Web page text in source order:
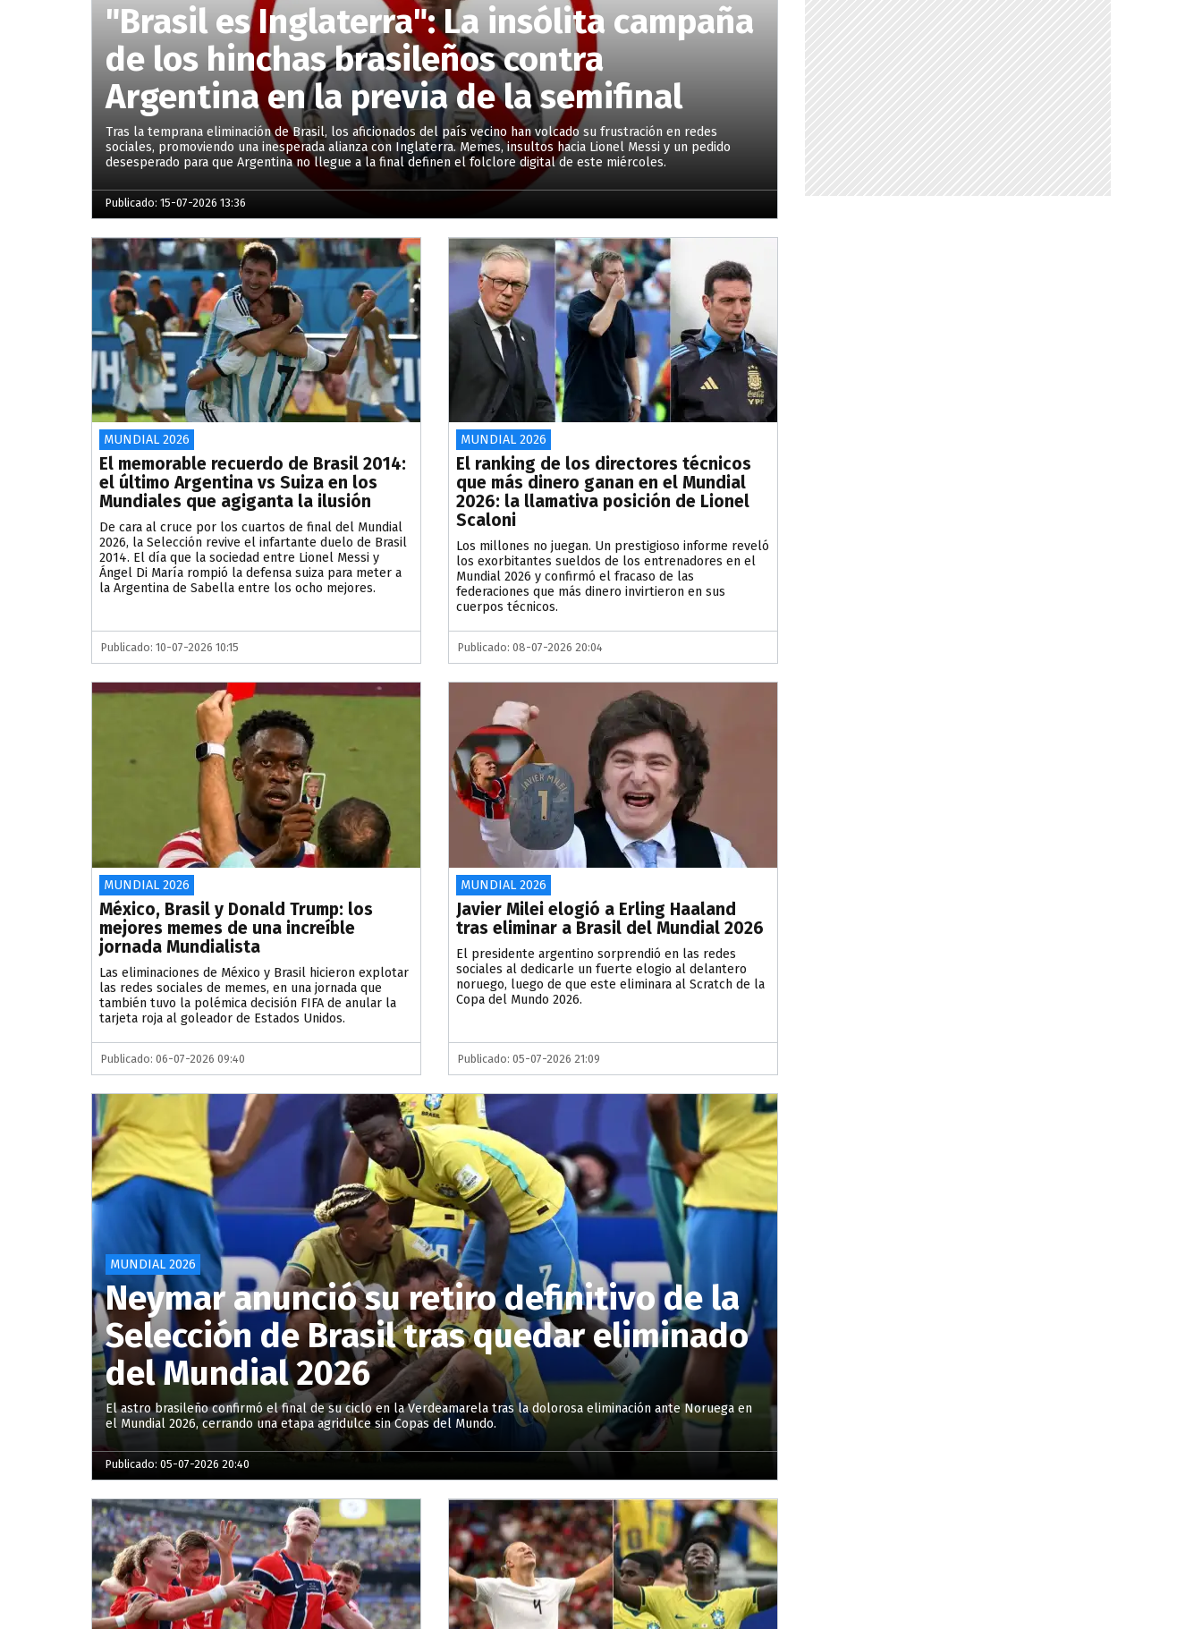
"Brasil es Inglaterra": La insólita campaña
de los hinchas brasileños contra
Argentina en la previa de la semifinal
Tras la temprana eliminación de Brasil, los aficionados del país vecino han volcado su frustración en redes
sociales, promoviendo una inesperada alianza con Inglaterra. Memes, insultos hacia Lionel Messi y un pedido
desesperado para que Argentina no llegue a la final definen el folclore digital de este miércoles.
Publicado: 15-07-2026 13:36
MUNDIAL 2026
El memorable recuerdo de Brasil 2014:
el último Argentina vs Suiza en los
Mundiales que agiganta la ilusión
De cara al cruce por los cuartos de final del Mundial
2026, la Selección revive el infartante duelo de Brasil
2014. El día que la sociedad entre Lionel Messi y
Ángel Di María rompió la defensa suiza para meter a
la Argentina de Sabella entre los ocho mejores.
Publicado: 10-07-2026 10:15
MUNDIAL 2026
El ranking de los directores técnicos
que más dinero ganan en el Mundial
2026: la llamativa posición de Lionel
Scaloni
Los millones no juegan. Un prestigioso informe reveló
los exorbitantes sueldos de los entrenadores en el
Mundial 2026 y confirmó el fracaso de las
federaciones que más dinero invirtieron en sus
cuerpos técnicos.
Publicado: 08-07-2026 20:04
MUNDIAL 2026
México, Brasil y Donald Trump: los
mejores memes de una increíble
jornada Mundialista
Las eliminaciones de México y Brasil hicieron explotar
las redes sociales de memes, en una jornada que
también tuvo la polémica decisión FIFA de anular la
tarjeta roja al goleador de Estados Unidos.
Publicado: 06-07-2026 09:40
MUNDIAL 2026
Javier Milei elogió a Erling Haaland
tras eliminar a Brasil del Mundial 2026
El presidente argentino sorprendió en las redes
sociales al dedicarle un fuerte elogio al delantero
noruego, luego de que este eliminara al Scratch de la
Copa del Mundo 2026.
Publicado: 05-07-2026 21:09
MUNDIAL 2026
Neymar anunció su retiro definitivo de la
Selección de Brasil tras quedar eliminado
del Mundial 2026
El astro brasileño confirmó el final de su ciclo en la Verdeamarela tras la dolorosa eliminación ante Noruega en
el Mundial 2026, cerrando una etapa agridulce sin Copas del Mundo.
Publicado: 05-07-2026 20:40